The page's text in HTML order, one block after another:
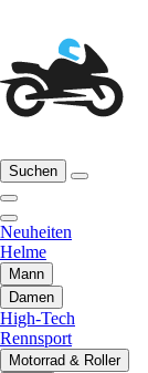
Suchen
Neuheiten
Helme
Mann
Damen
High-Tech
Rennsport
Motorrad & Roller